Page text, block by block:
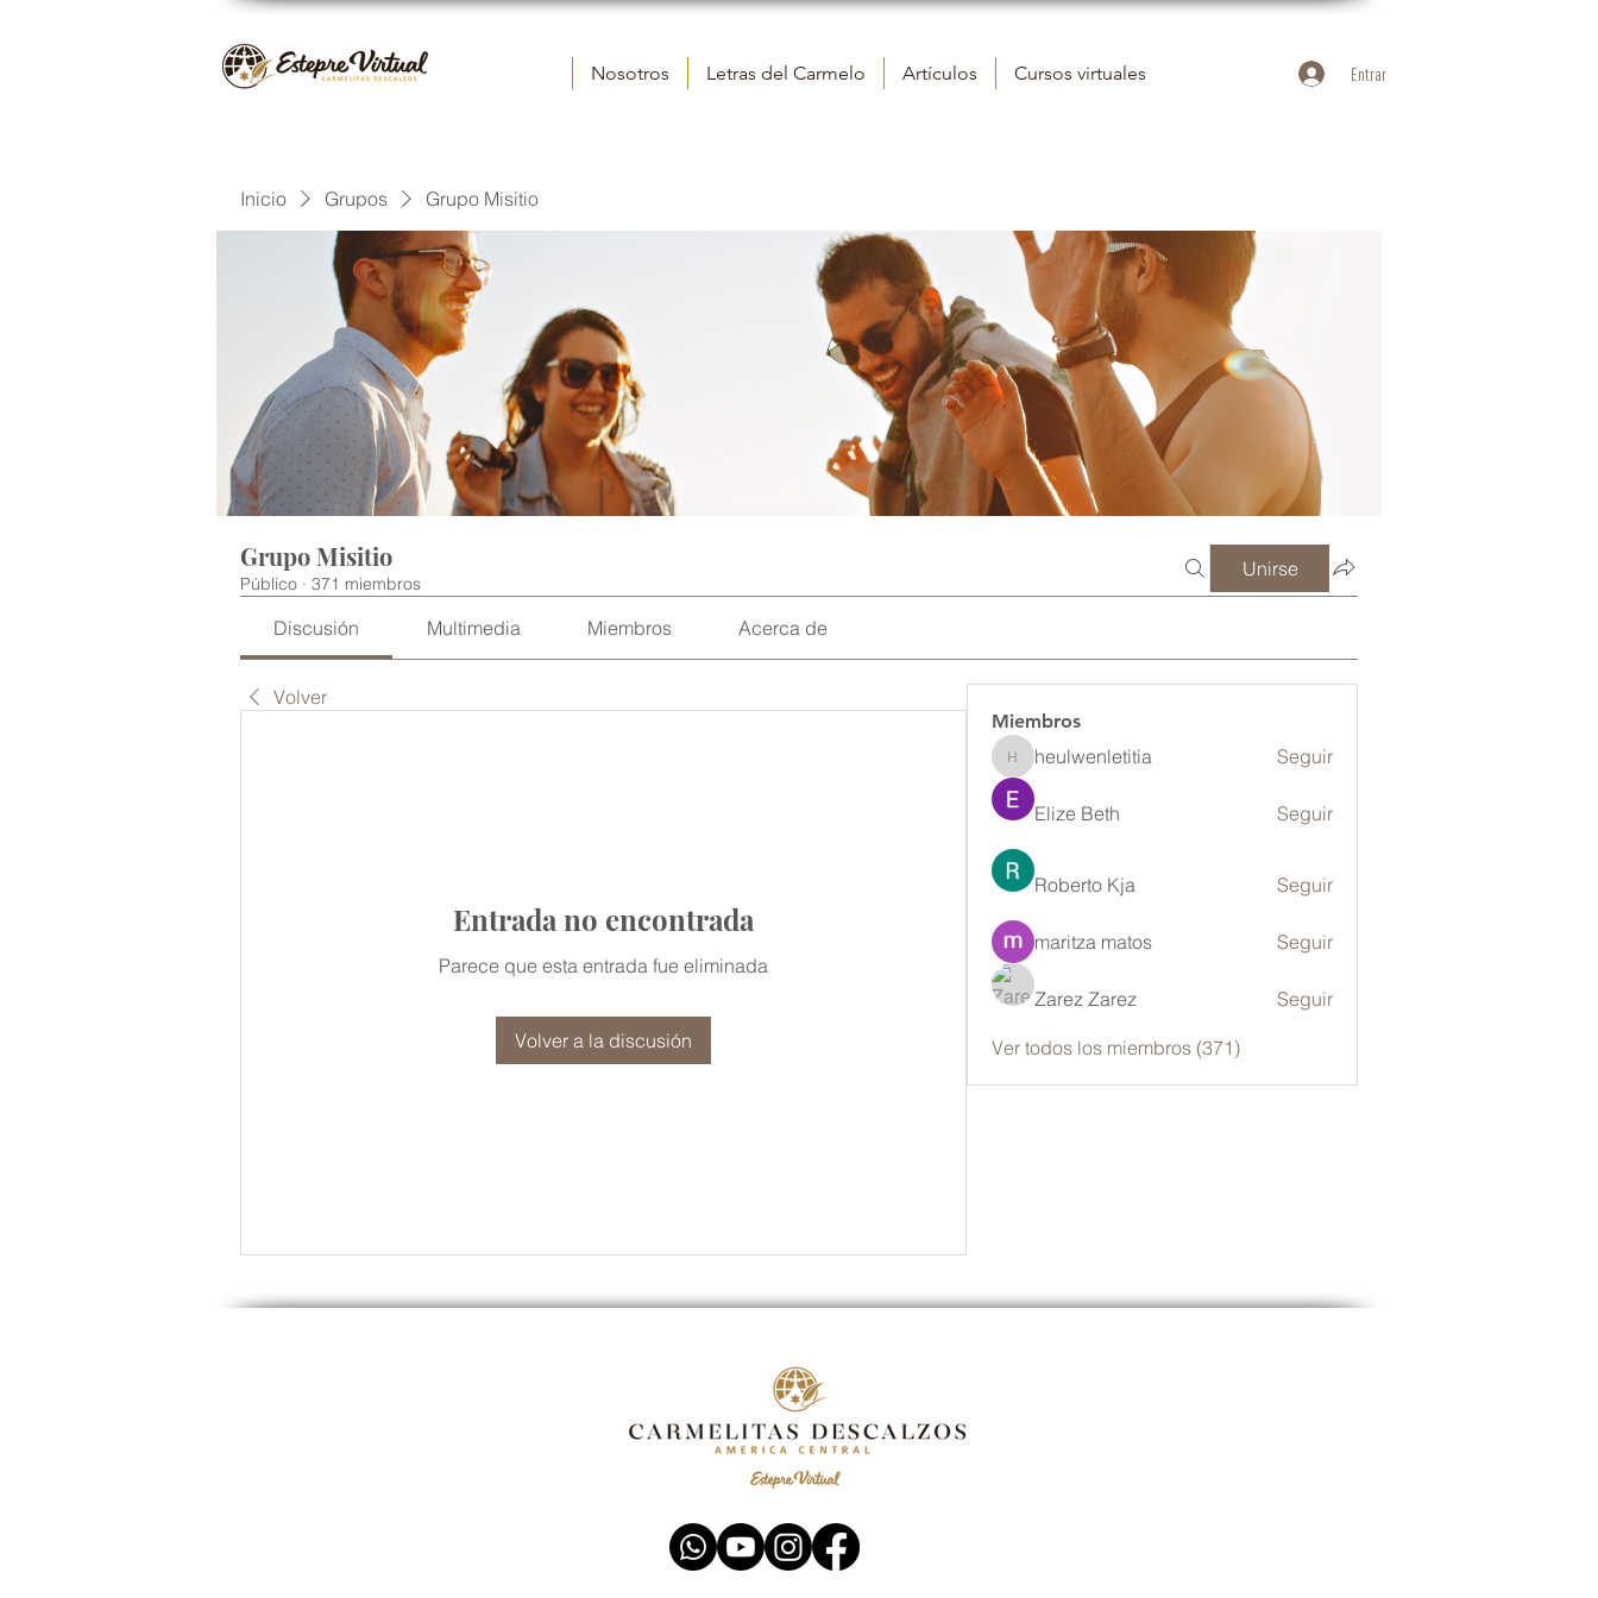
Nosotros Letras del Carmelo Artículos Cursos virtuales Entrar
Inicio Grupos Grupo Misitio
Grupo Misitio
Público · 371 miembros
Unirse
Discusión Multimedia Miembros Acerca de
Volver
Entrada no encontrada
Parece que esta entrada fue eliminada
Volver a la discusión
Miembros
heulwenletitia
heulwenletitia Seguir
Elize Beth Seguir
Roberto Kja Seguir
maritza matos Seguir
Zarez Zarez Seguir
Ver todos los miembros (371)